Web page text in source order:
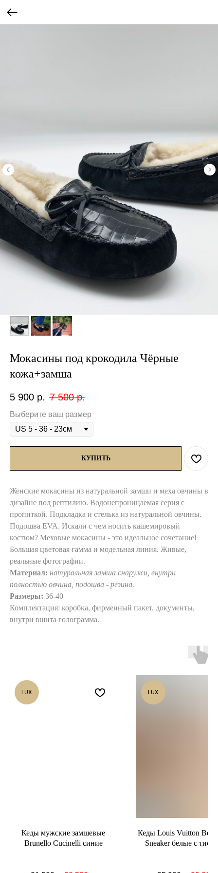
Мокасины под крокодила Чёрные
кожа+замша
5 900 р. 7 500 р.
Выберите ваш размер
КУПИТЬ
Женские мокасины из натуральной замши и меха овчины в
дизайне под рептилию. Водонепроницаемая серия с
пропиткой. Подкладка и стелька из натуральной овчины.
Подошва EVA. Искали с чем носить кашемировый
костюм? Меховые мокасины - это идеальное сочетание!
Большая цветовая гамма и модельная линия. Живые,
реальные фотографии.
Материал: натуральная замша снаружи, внутри
полностью овчина, подошва - резина.
Размеры: 36-40
Комплектация: коробка, фирменный пакет, документы,
внутри вшита голограмма.
LUX
Кеды мужские замшевые
Brunello Cucinelli синие
LUX
Кеды Louis Vuitton
Sneaker белые с